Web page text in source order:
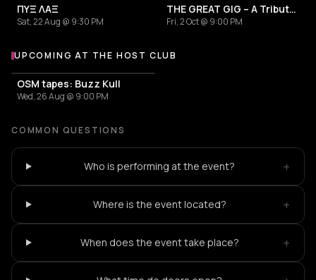
ΠΥΞ ΛΑΞ
Sat, 22 Aug @ 9:30 PM
THE GREAT GIG – A Tribute to Pink Floyd
Fri, 2 Oct @ 9:00 PM
More events at The HOST club
UPCOMING AT THE HOST CLUB
OSM tapes: Buzz Kull
Wed, 26 Aug @ 9:00 PM
COMMON QUESTIONS
Who is performing at the event? +
Where is the event located? +
When does the event take place? +